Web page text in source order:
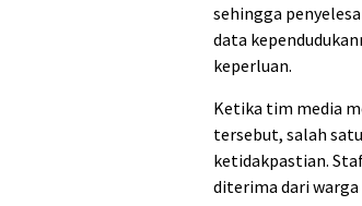
sehingga
data
keperluan.
Ketika tim media
tersebut, salah
ketidakpastian.
diterima dari